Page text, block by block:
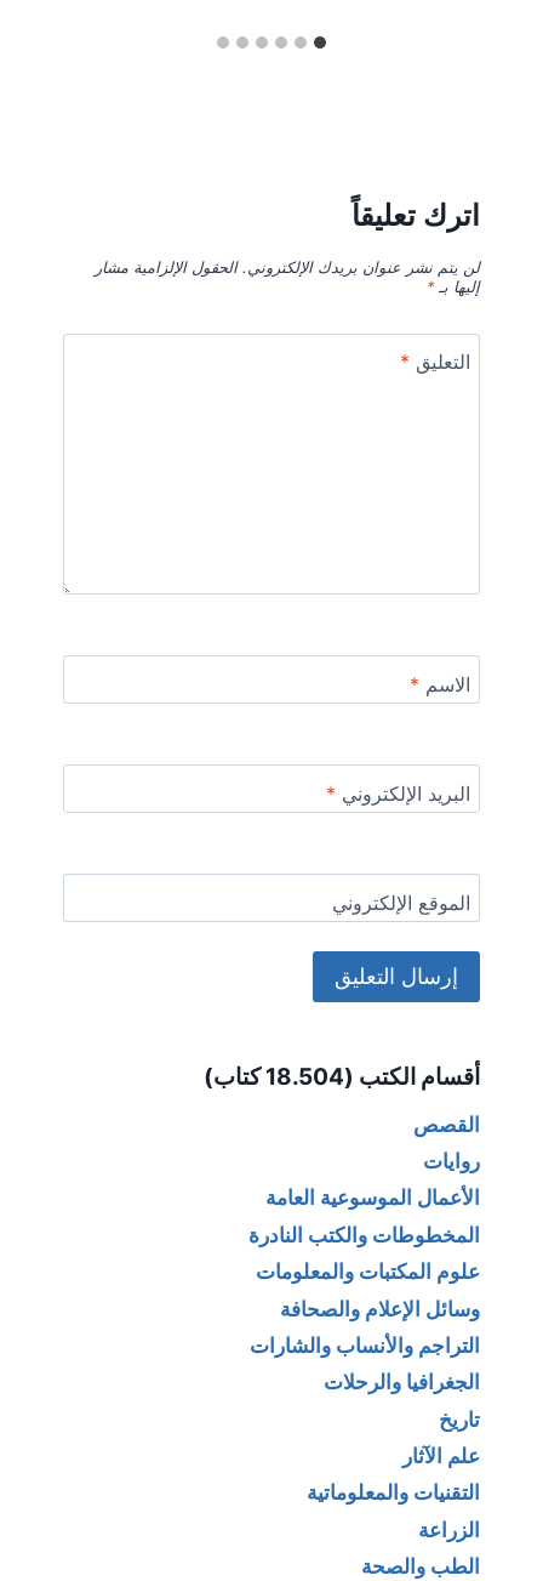
اترك تعليقاً
لن يتم نشر عنوان بريدك الإلكتروني. الحقول الإلزامية مشار
إليها بـ*
التعليق *
الاسم *
البريد الإلكتروني *
الموقع الإلكتروني
أقسام الكتب (18.504 كتاب)
القصص
روايات
الأعمال الموسوعية العامة
المخطوطات والكتب النادرة
علوم المكتبات والمعلومات
وسائل الإعلام والصحافة
التراجم والأنساب والشارات
الجغرافيا والرحلات
تاريخ
علم الآثار
التقنيات والمعلوماتية
الزراعة
الطب والصحة